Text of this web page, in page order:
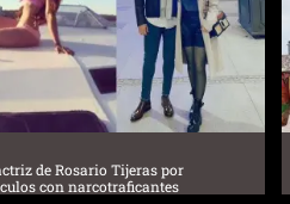
de Rosario Tijeras por
con narcotraficantes